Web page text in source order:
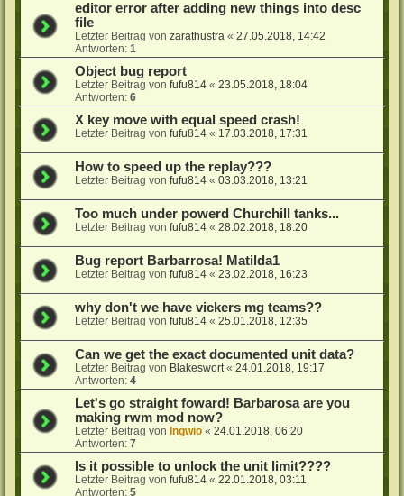
editor error after adding new things into desc
file
Letzter Beitrag vonzarathustra «27.05.2018, 14:42
Antworten:1
Object bug report
Letzter Beitrag vonfufu814 «23.05.2018, 18:04
Antworten:6
X key move with equal speed crash!
Letzter Beitrag vonfufu814 « 17.03.2018, 17:31
How to speed up the replay???
Letzter Beitrag vonfufu814 «03.03.2018, 13:21
Too much under powerd Churchill tanks...
Letzter Beitrag vonfufu814 «28.02.2018, 18:20
Bug report Barbarrosa! Matilda1
Letzter Beitrag vonfufu814 «23.02.2018, 16:23
why don't we have vickers mg teams??
Letzter Beitrag vonfufu814 «25.01.2018, 12:35
Can we get the exact documented unit data?
Letzter Beitrag von Blakeswort«24.01.2018, 19:17
Antworten:4
Let's go straight foward! Barbarosa are you
making rwm mod now?
Letzter Beitrag von Ingwio «24.01.2018, 06:20
Antworten:7
Is it possible to unlock the unit limit????
Letzter Beitrag vonfufu814 «22.01.2018, 03:11
Antworten:5